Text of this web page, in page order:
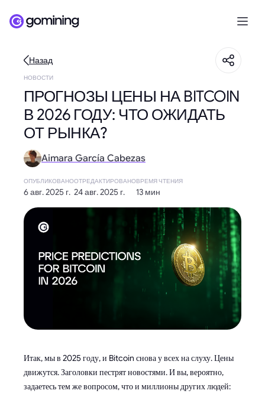
Назад
НОВОСТИ
ПРОГНОЗЫ ЦЕНЫ НА BITCOIN
В 2026 ГОДУ: ЧТО ОЖИДАТЬ
ОТ РЫНКА?
Aimara García Cabezas
ОПУБЛИКОВАНО
6 авг. 2025 г.
ОТРЕДАКТИРОВАНО
24 авг. 2025 г.
ВРЕМЯ ЧТЕНИЯ
13 мин
Итак, мы в 2025 году, и Bitcoin снова у всех на слуху. Цены
движутся. Заголовки пестрят новостями. И вы, вероятно,
задаетесь тем же вопросом, что и миллионы других людей: